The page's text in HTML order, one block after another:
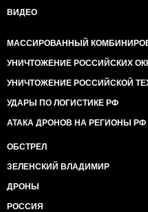
ВИДЕО
МАССИРОВАННЫЙ
УНИЧТОЖЕНИЕ РОССИЙСКИХ
УНИЧТОЖЕНИЕ РОССИЙСКОЙ
УДАРЫ ПО ЛОГИСТИКЕ РФ
АТАКА ДРОНОВ НА РЕГИОНЫ РФ
ОБСТРЕЛ
ЗЕЛЕНСКИЙ ВЛАДИМИР
ДРОНЫ
РОССИЯ